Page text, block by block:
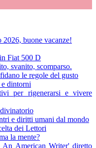
buone vacanze!
Fiat 500 D
svanito, scomparso.
le regole del gusto
dintorni
per rigenerarsi e vivere
e diritti umani dal mondo
dei Lettori
la mente?
An American Writer' diretto